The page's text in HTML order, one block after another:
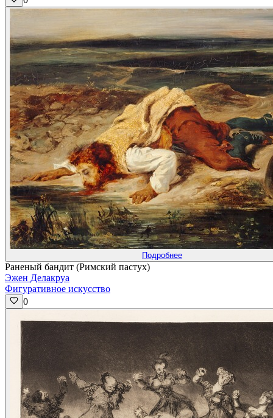
Подробнее
Раненый бандит (Римский пастух)
Эжен Делакруа
Фигуративное искусство
0